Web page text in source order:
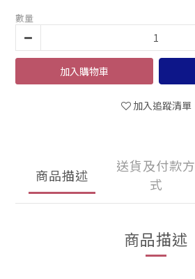
數量
加入購物車
加入追蹤清單
商品描述
送貨及付款方
式
商品描述